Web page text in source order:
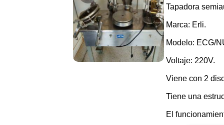
Tapadora
Marca: Erli.
Modelo: ECG/
Voltaje: 220V.
Viene con 2
Tiene una
El